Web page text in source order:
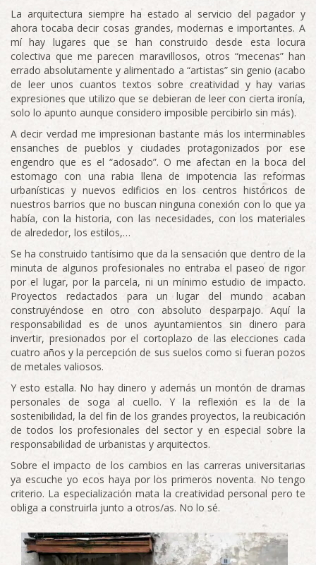
La arquitectura siempre ha estado al servicio del pagador y
ahora tocaba decir cosas grandes, modernas e importantes. A
mí hay lugares que se han construido desde esta locura
colectiva que me parecen maravillosos, otros “mecenas” han
errado absolutamente y alimentado a “artistas” sin genio (acabo
de leer unos cuantos textos sobre creatividad y hay varias
expresiones que utilizo que se debieran de leer con cierta ironía,
solo lo apunto aunque considero imposible percibirlo sin más).
A decir verdad me impresionan bastante más los interminables
ensanches de pueblos y ciudades protagonizados por ese
engendro que es el “adosado”. O me afectan en la boca del
estomago con una rabia llena de impotencia las reformas
urbanísticas y nuevos edificios en los centros históricos de
nuestros barrios que no buscan ninguna conexión con lo que ya
había, con la historia, con las necesidades, con los materiales
de alrededor, los estilos,…
Se ha construido tantísimo que da la sensación que dentro de la
minuta de algunos profesionales no entraba el paseo de rigor
por el lugar, por la parcela, ni un mínimo estudio de impacto.
Proyectos redactados para un lugar del mundo acaban
construyéndose en otro con absoluto desparpajo. Aquí la
responsabilidad es de unos ayuntamientos sin dinero para
invertir, presionados por el cortoplazo de las elecciones cada
cuatro años y la percepción de sus suelos como si fueran pozos
de metales valiosos.
Y esto estalla. No hay dinero y además un montón de dramas
personales de soga al cuello. Y la reflexión es la de la
sostenibilidad, la del fin de los grandes proyectos, la reubicación
de todos los profesionales del sector y en especial sobre la
responsabilidad de urbanistas y arquitectos.
Sobre el impacto de los cambios en las carreras universitarias
ya escuche yo ecos haya por los primeros noventa. No tengo
criterio. La especialización mata la creatividad personal pero te
obliga a construirla junto a otros/as. No lo sé.